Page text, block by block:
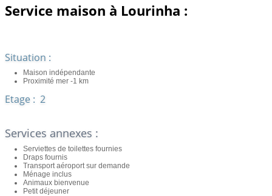
Service maison à Lourinha :
Situation :
Maison indépendante
Proximité mer -1 km
Etage : 2
Services annexes :
Serviettes de toilettes fournies
Draps fournis
Transport aéroport sur demande
Ménage inclus
Animaux bienvenue
Petit déjeuner